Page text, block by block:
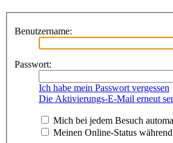
Benutzername:
Passwort:
Ich habe mein Passwort vergessen
Die Aktivierungs-E-Mail erneut
Mich bei jedem Besuch
Meinen Online-Status